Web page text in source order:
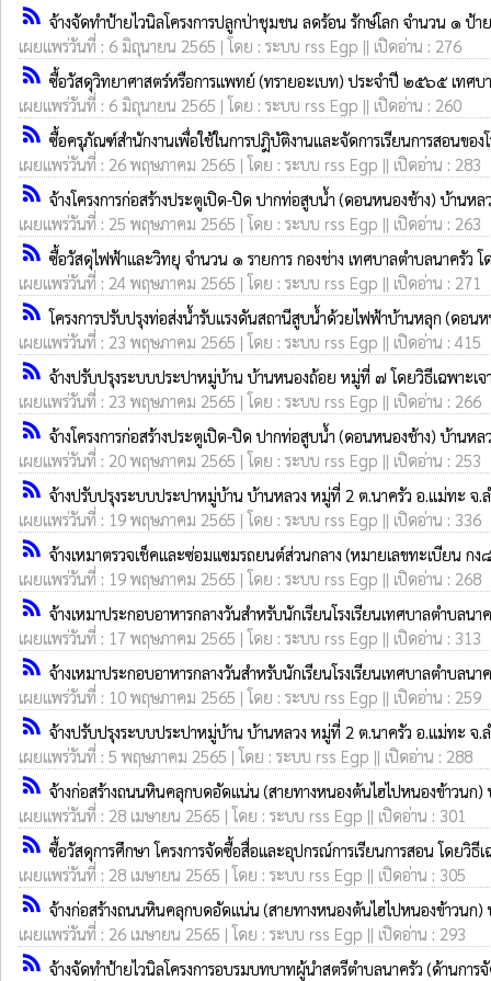
rss_feed จ้างจัดทำป้ายไวนิลโครงการปลูกป่าชุมชน ลดร้อน รักษ์โลก จำนวน ๑ ป้
เผยแพร่วันที่ : 6 มิถุนายน 2565 | โดย : ระบบ rss Egp || เปิดอ่าน : 276
rss_feed ซื้อวัสดุวิทยาศาสตร์หรือการแพทย์ (ทรายอะเบท) ประจำปี ๒๕๖๕ เทศบ
เผยแพร่วันที่ : 6 มิถุนายน 2565 | โดย : ระบบ rss Egp || เปิดอ่าน : 260
rss_feed ซื้อครุภัณฑ์สำนักงานเพื่อใช้ในการปฎิบัติงานและจัดการเรียนการสอนขอ
เผยแพร่วันที่ : 26 พฤษภาคม 2565 | โดย : ระบบ rss Egp || เปิดอ่าน : 283
rss_feed จ้างโครงการก่อสร้างประตูเปิด-ปิด ปากท่อสูบน้ำ (ดอนหนองช้าง) บ้านห
เผยแพร่วันที่ : 25 พฤษภาคม 2565 | โดย : ระบบ rss Egp || เปิดอ่าน : 263
rss_feed ซื้อวัสดุไฟฟ้าและวิทยุ จำนวน ๑ รายการ กองช่าง เทศบาลตำบลนาครัว โ
เผยแพร่วันที่ : 24 พฤษภาคม 2565 | โดย : ระบบ rss Egp || เปิดอ่าน : 271
rss_feed โครงการปรับปรุงท่อส่งน้ำรับแรงดันสถานีสูบน้ำด้วยไฟฟ้าบ้านหลุก (ดอน
เผยแพร่วันที่ : 23 พฤษภาคม 2565 | โดย : ระบบ rss Egp || เปิดอ่าน : 415
rss_feed จ้างปรับปรุงระบบประปาหมู่บ้าน บ้านหนองถ้อย หมู่ที่ ๗ โดยวิธีเฉพาะเ
เผยแพร่วันที่ : 23 พฤษภาคม 2565 | โดย : ระบบ rss Egp || เปิดอ่าน : 266
rss_feed จ้างโครงการก่อสร้างประตูเปิด-ปิด ปากท่อสูบน้ำ (ดอนหนองช้าง) บ้านห
เผยแพร่วันที่ : 20 พฤษภาคม 2565 | โดย : ระบบ rss Egp || เปิดอ่าน : 253
rss_feed จ้างปรับปรุงระบบประปาหมู่บ้าน บ้านหลวง หมู่ที่ 2 ต.นาครัว อ.แม่ทะ จ.ล
เผยแพร่วันที่ : 19 พฤษภาคม 2565 | โดย : ระบบ rss Egp || เปิดอ่าน : 336
rss_feed จ้างเหมาตรวจเช็คและซ่อมแซมรถยนต์ส่วนกลาง (หมายเลขทะเบียน ก
เผยแพร่วันที่ : 19 พฤษภาคม 2565 | โดย : ระบบ rss Egp || เปิดอ่าน : 268
rss_feed จ้างเหมาประกอบอาหารกลางวันสำหรับนักเรียนโรงเรียนเทศบาลตำบ
เผยแพร่วันที่ : 17 พฤษภาคม 2565 | โดย : ระบบ rss Egp || เปิดอ่าน : 313
rss_feed จ้างเหมาประกอบอาหารกลางวันสำหรับนักเรียนโรงเรียนเทศบาลตำบ
เผยแพร่วันที่ : 10 พฤษภาคม 2565 | โดย : ระบบ rss Egp || เปิดอ่าน : 259
rss_feed จ้างปรับปรุงระบบประปาหมู่บ้าน บ้านหลวง หมู่ที่ 2 ต.นาครัว อ.แม่ทะ จ.ล
เผยแพร่วันที่ : 5 พฤษภาคม 2565 | โดย : ระบบ rss Egp || เปิดอ่าน : 288
rss_feed จ้างก่อสร้างถนนหินคลุกบดอัดแน่น (สายทางหนองต้นไฮไปหนองข้าวนก
เผยแพร่วันที่ : 28 เมษายน 2565 | โดย : ระบบ rss Egp || เปิดอ่าน : 301
rss_feed ซื้อวัสดุการศึกษา โครงการจัดซื้อสื่อและอุปกรณ์การเรียนการสอน โดยวิธี
เผยแพร่วันที่ : 28 เมษายน 2565 | โดย : ระบบ rss Egp || เปิดอ่าน : 305
rss_feed จ้างก่อสร้างถนนหินคลุกบดอัดแน่น (สายทางหนองต้นไฮไปหนองข้าวนก
เผยแพร่วันที่ : 26 เมษายน 2565 | โดย : ระบบ rss Egp || เปิดอ่าน : 293
rss_feed จ้างจัดทำป้ายไวนิลโครงการอบรมบทบาทผู้นำสตรีตำบลนาครัว (ด้านก